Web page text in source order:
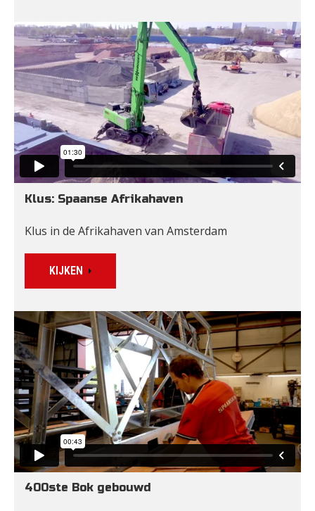
Klus: Spaanse Afrikahaven
Klus in de Afrikahaven van Amsterdam
KIJKEN
400ste Bok gebouwd